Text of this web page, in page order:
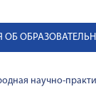
ОБ
научно-